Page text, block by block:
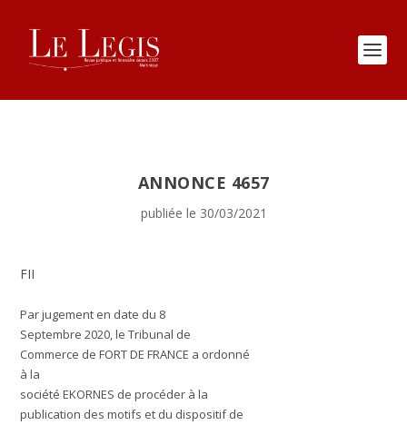
ANNONCE 4657
publiée le 30/03/2021
FII
Par jugement en date du 8
Septembre 2020, le Tribunal de
Commerce de FORT DE FRANCE a ordonné
à la
société EKORNES de procéder à la
publication des motifs et du dispositif de